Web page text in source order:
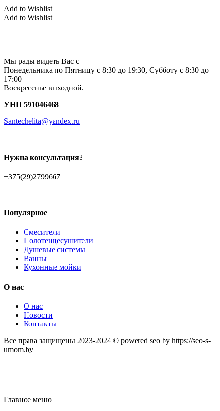
Add to Wishlist
Add to Wishlist
Мы рады видеть Вас с
Понедельника по Пятницу с 8:30 до 19:30, Субботу с 8:30 до
17:00
Воскресенье выходной.
УНП 591046468
Santechelita@yandex.ru
Нужна консультация?
+375(29)2799667
Популярное
Смесители
Полотенцесушители
Душевые системы
Ванны
Кухонные мойки
О нас
О нас
Новости
Контакты
Все права защищены 2023-2024 © powered seo by https://seo-s-
umom.by
Главное меню